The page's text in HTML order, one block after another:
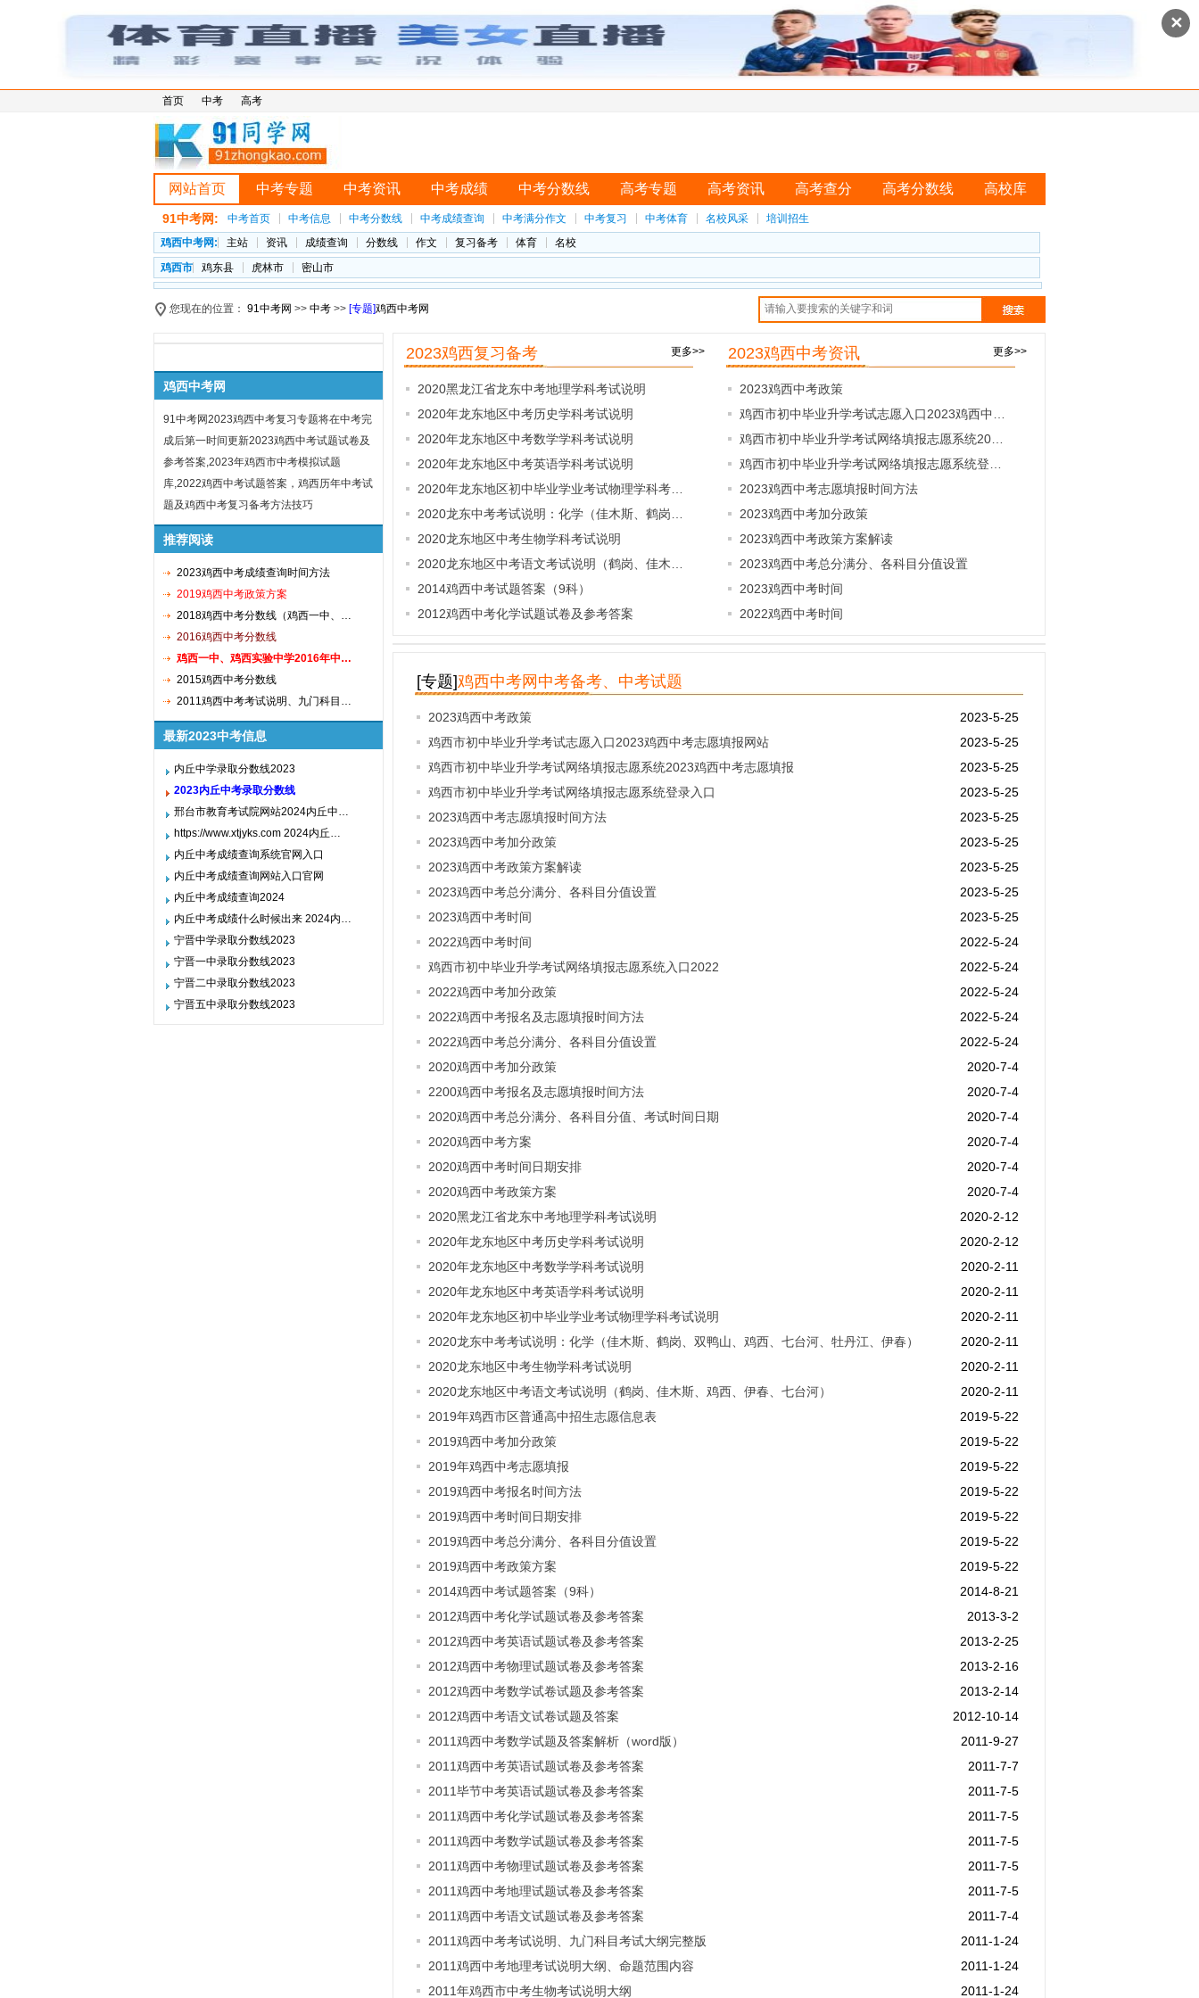
✕
首页 中考 高考
网站首页 中考专题 中考资讯 中考成绩 中考分数线 高考专题 高考资讯 高考查分 高考分数线 高校库
91中考网: 中考首页 中考信息 中考分数线 中考成绩查询 中考满分作文 中考复习 中考体育 名校风采
培训招生
鸡西中考网:
主站 资讯 成绩查询 分数线 作文 复习备考 体育
名校
鸡西市
鸡东县 虎林市 密山市
您现在的位置： 91中考网 >> 中考 >> [专题]鸡西中考网
鸡西中考网
91中考网2023鸡西中考复习专题将在中考完
成后第一时间更新2023鸡西中考试题试卷及
参考答案,2023年鸡西市中考模拟试题
库,2022鸡西中考试题答案，鸡西历年中考试
题及鸡西中考复习备考方法技巧
推荐阅读
2023鸡西中考成绩查询时间方法
2019鸡西中考政策方案
2018鸡西中考分数线（鸡西一中、…
2016鸡西中考分数线
鸡西一中、鸡西实验中学2016年中…
2015鸡西中考分数线
2011鸡西中考考试说明、九门科目…
最新2023中考信息
内丘中学录取分数线2023
2023内丘中考录取分数线
邢台市教育考试院网站2024内丘中…
https://www.xtjyks.com 2024内丘…
内丘中考成绩查询系统官网入口
内丘中考成绩查询网站入口官网
内丘中考成绩查询2024
内丘中考成绩什么时候出来 2024内…
宁晋中学录取分数线2023
宁晋一中录取分数线2023
宁晋二中录取分数线2023
宁晋五中录取分数线2023
2023鸡西复习备考 更多>>
2020黑龙江省龙东中考地理学科考试说明
2020年龙东地区中考历史学科考试说明
2020年龙东地区中考数学学科考试说明
2020年龙东地区中考英语学科考试说明
2020年龙东地区初中毕业学业考试物理学科考…
2020龙东中考考试说明：化学（佳木斯、鹤岗…
2020龙东地区中考生物学科考试说明
2020龙东地区中考语文考试说明（鹤岗、佳木…
2014鸡西中考试题答案（9科）
2012鸡西中考化学试题试卷及参考答案
2023鸡西中考资讯 更多>>
2023鸡西中考政策
鸡西市初中毕业升学考试志愿入口2023鸡西中…
鸡西市初中毕业升学考试网络填报志愿系统20…
鸡西市初中毕业升学考试网络填报志愿系统登…
2023鸡西中考志愿填报时间方法
2023鸡西中考加分政策
2023鸡西中考政策方案解读
2023鸡西中考总分满分、各科目分值设置
2023鸡西中考时间
2022鸡西中考时间
[专题]鸡西中考网中考备考、中考试题
2023鸡西中考政策
2023-5-25
鸡西市初中毕业升学考试志愿入口2023鸡西中考志愿填报网站
2023-5-25
鸡西市初中毕业升学考试网络填报志愿系统2023鸡西中考志愿填报
2023-5-25
鸡西市初中毕业升学考试网络填报志愿系统登录入口
2023-5-25
2023鸡西中考志愿填报时间方法
2023-5-25
2023鸡西中考加分政策
2023-5-25
2023鸡西中考政策方案解读
2023-5-25
2023鸡西中考总分满分、各科目分值设置
2023-5-25
2023鸡西中考时间
2023-5-25
2022鸡西中考时间
2022-5-24
鸡西市初中毕业升学考试网络填报志愿系统入口2022
2022-5-24
2022鸡西中考加分政策
2022-5-24
2022鸡西中考报名及志愿填报时间方法
2022-5-24
2022鸡西中考总分满分、各科目分值设置
2022-5-24
2020鸡西中考加分政策
2020-7-4
2200鸡西中考报名及志愿填报时间方法
2020-7-4
2020鸡西中考总分满分、各科目分值、考试时间日期
2020-7-4
2020鸡西中考方案
2020-7-4
2020鸡西中考时间日期安排
2020-7-4
2020鸡西中考政策方案
2020-7-4
2020黑龙江省龙东中考地理学科考试说明
2020-2-12
2020年龙东地区中考历史学科考试说明
2020-2-12
2020年龙东地区中考数学学科考试说明
2020-2-11
2020年龙东地区中考英语学科考试说明
2020-2-11
2020年龙东地区初中毕业学业考试物理学科考试说明
2020-2-11
2020龙东中考考试说明：化学（佳木斯、鹤岗、双鸭山、鸡西、七台河、牡丹江、伊春）
2020-2-11
2020龙东地区中考生物学科考试说明
2020-2-11
2020龙东地区中考语文考试说明（鹤岗、佳木斯、鸡西、伊春、七台河）
2020-2-11
2019年鸡西市区普通高中招生志愿信息表
2019-5-22
2019鸡西中考加分政策
2019-5-22
2019年鸡西中考志愿填报
2019-5-22
2019鸡西中考报名时间方法
2019-5-22
2019鸡西中考时间日期安排
2019-5-22
2019鸡西中考总分满分、各科目分值设置
2019-5-22
2019鸡西中考政策方案
2019-5-22
2014鸡西中考试题答案（9科）
2014-8-21
2012鸡西中考化学试题试卷及参考答案
2013-3-2
2012鸡西中考英语试题试卷及参考答案
2013-2-25
2012鸡西中考物理试题试卷及参考答案
2013-2-16
2012鸡西中考数学试卷试题及参考答案
2013-2-14
2012鸡西中考语文试卷试题及答案
2012-10-14
2011鸡西中考数学试题及答案解析（word版）
2011-9-27
2011鸡西中考英语试题试卷及参考答案
2011-7-7
2011毕节中考英语试题试卷及参考答案
2011-7-5
2011鸡西中考化学试题试卷及参考答案
2011-7-5
2011鸡西中考数学试题试卷及参考答案
2011-7-5
2011鸡西中考物理试题试卷及参考答案
2011-7-5
2011鸡西中考地理试题试卷及参考答案
2011-7-5
2011鸡西中考语文试题试卷及参考答案
2011-7-4
2011鸡西中考考试说明、九门科目考试大纲完整版
2011-1-24
2011鸡西中考地理考试说明大纲、命题范围内容
2011-1-24
2011年鸡西市中考生物考试说明大纲
2011-1-24